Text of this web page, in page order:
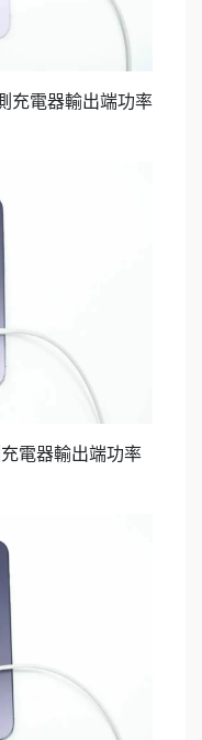
電器輸出端功率
電器輸出端功率